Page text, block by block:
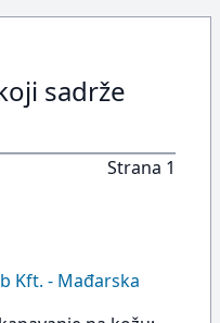
sadrže
Strana 1
Kft. - Mađarska